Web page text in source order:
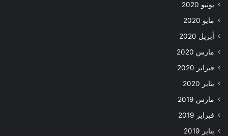
يونيو 2020
مايو 2020
أبريل 2020
مارس 2020
فبراير 2020
يناير 2020
مارس 2019
فبراير 2019
يناير 2019